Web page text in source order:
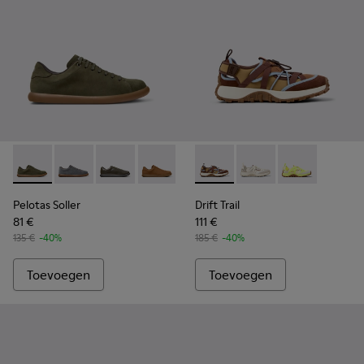
Pelotas Soller - K101003-009 - Groene nubuck sneaker voor
Pelotas Soller - K101003-015
Pelotas Soller - K101003-014
Pelotas Soller - K101003-008
Pelotas Soller - K101003-007
Pelotas Soller -
Pelotas Soller -
Pelotas Soller
81 €
135 € -40%
Toevoegen
Drift Trail - K101034-005 -
Drift Trail - K101034-
Drift Trail -
Drift Trail
111 €
185 € -40%
Toevoegen